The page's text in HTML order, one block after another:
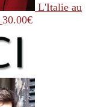
L'Italie au
30.00€